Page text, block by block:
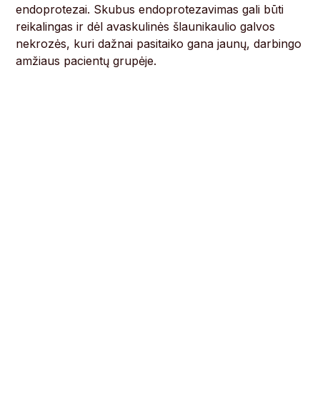
endoprotezai. Skubus endoprotezavimas gali būti
reikalingas ir dėl avaskulinės šlaunikaulio galvos
nekrozės, kuri dažnai pasitaiko gana jaunų, darbingo
amžiaus pacientų grupėje.